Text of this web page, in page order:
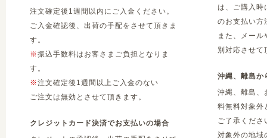
注文確定後1週間以内にご入金ください。
ご入金確認後、出荷の手配をさせて頂きま
す。
※振込手数料はお客さまご負担となりま
す。
※注文確定後1週間以上ご入金のない
ご注文は無効とさせて頂きます。
クレジットカード決済でお支払いの場合
は、ご購入時
のお支払い方
また、メー
別対応させて
沖縄、離島か
沖縄、離島、
料無料対象外
ご了承くださ
対象外の地域